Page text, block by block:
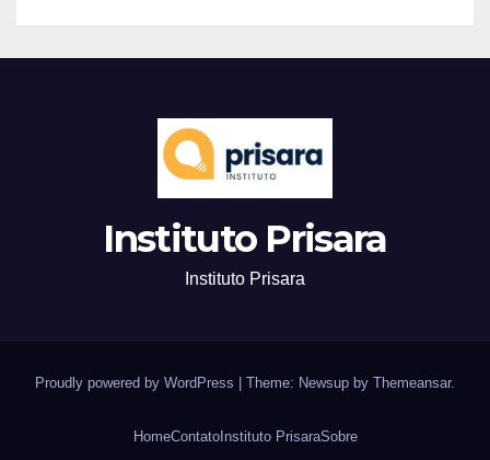
Instituto Prisara
Instituto Prisara
Proudly powered by WordPress Theme: Newsup by Themeansar.
HomeContatoInstituto PrisaraSobre